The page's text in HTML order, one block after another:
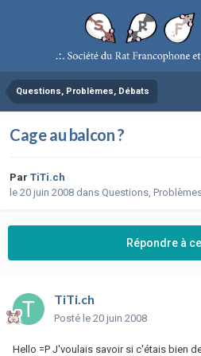
Questions, Problèmes, Débats
Cage au balcon ?
Par TiTi.ch
le 20 juin 2008 dans Questions,
Répondre à
TiTi.ch
Posté le 20 juin 2008
Hello =P J'voulais savoir si c'étais bien